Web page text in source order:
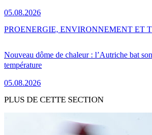
05.08.2026
Nouveau dôme de chaleur : l’Autriche bat
température
05.08.2026
PROENERGIE, ENVIRONNEMENT ET
PLUS DE CETTE SECTION